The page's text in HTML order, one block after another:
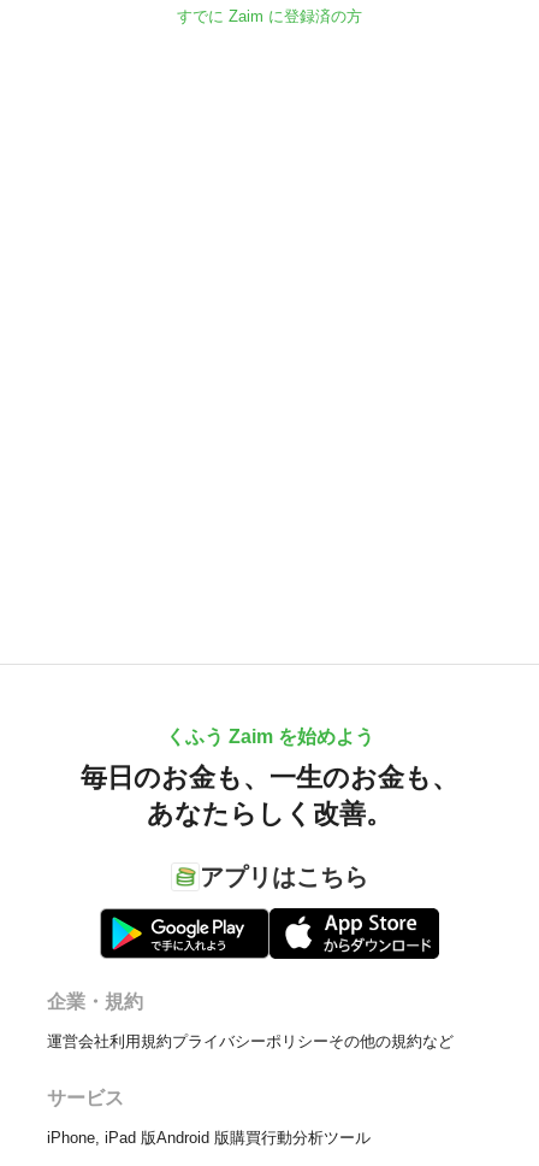
すでに Zaim に登録済の方
くふう Zaim を始めよう
毎日のお金も、 一生のお金も、
あなたらしく改善。
アプリはこちら
企業・規約
運営会社利用規約プライバシーポリシーその他の規約など
サービス
iPhone, iPad 版Android 版購買行動分析ツール